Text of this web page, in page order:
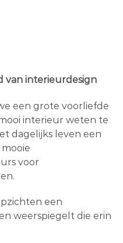
van interieurdesign
een grote voorliefde
interieur weten te
dagelijks leven een
voor
een
weerspiegelt die erin